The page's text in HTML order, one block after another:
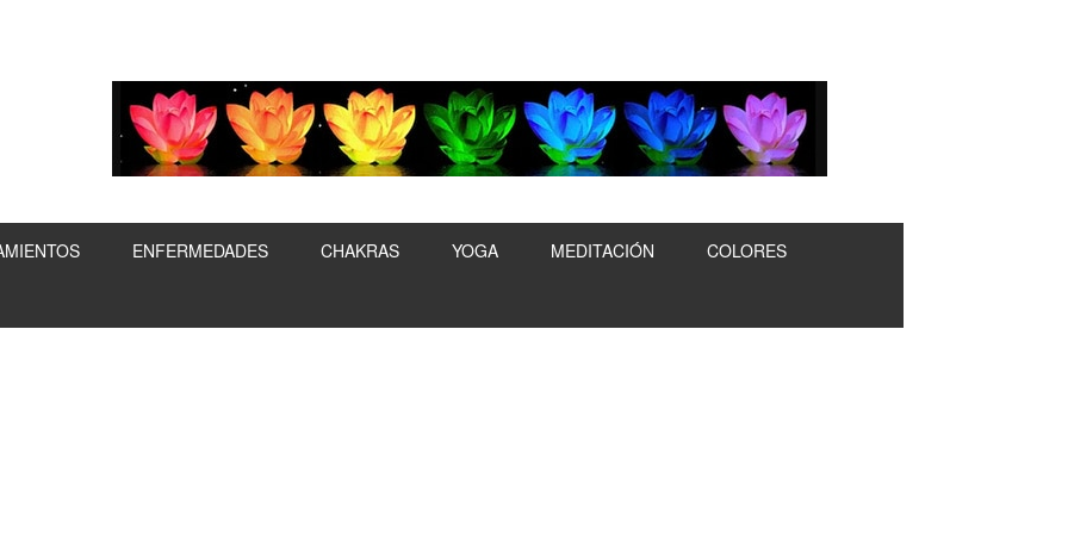
ENFERMEDADES CHAKRAS YOGA MEDITACIÓN COLORES